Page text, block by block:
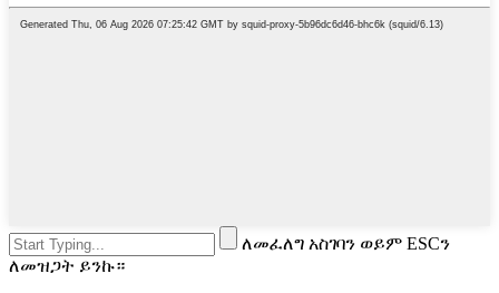
ለመፈለግ አስገባን ወይም ESCን
ለመዝጋት ይንኩ።